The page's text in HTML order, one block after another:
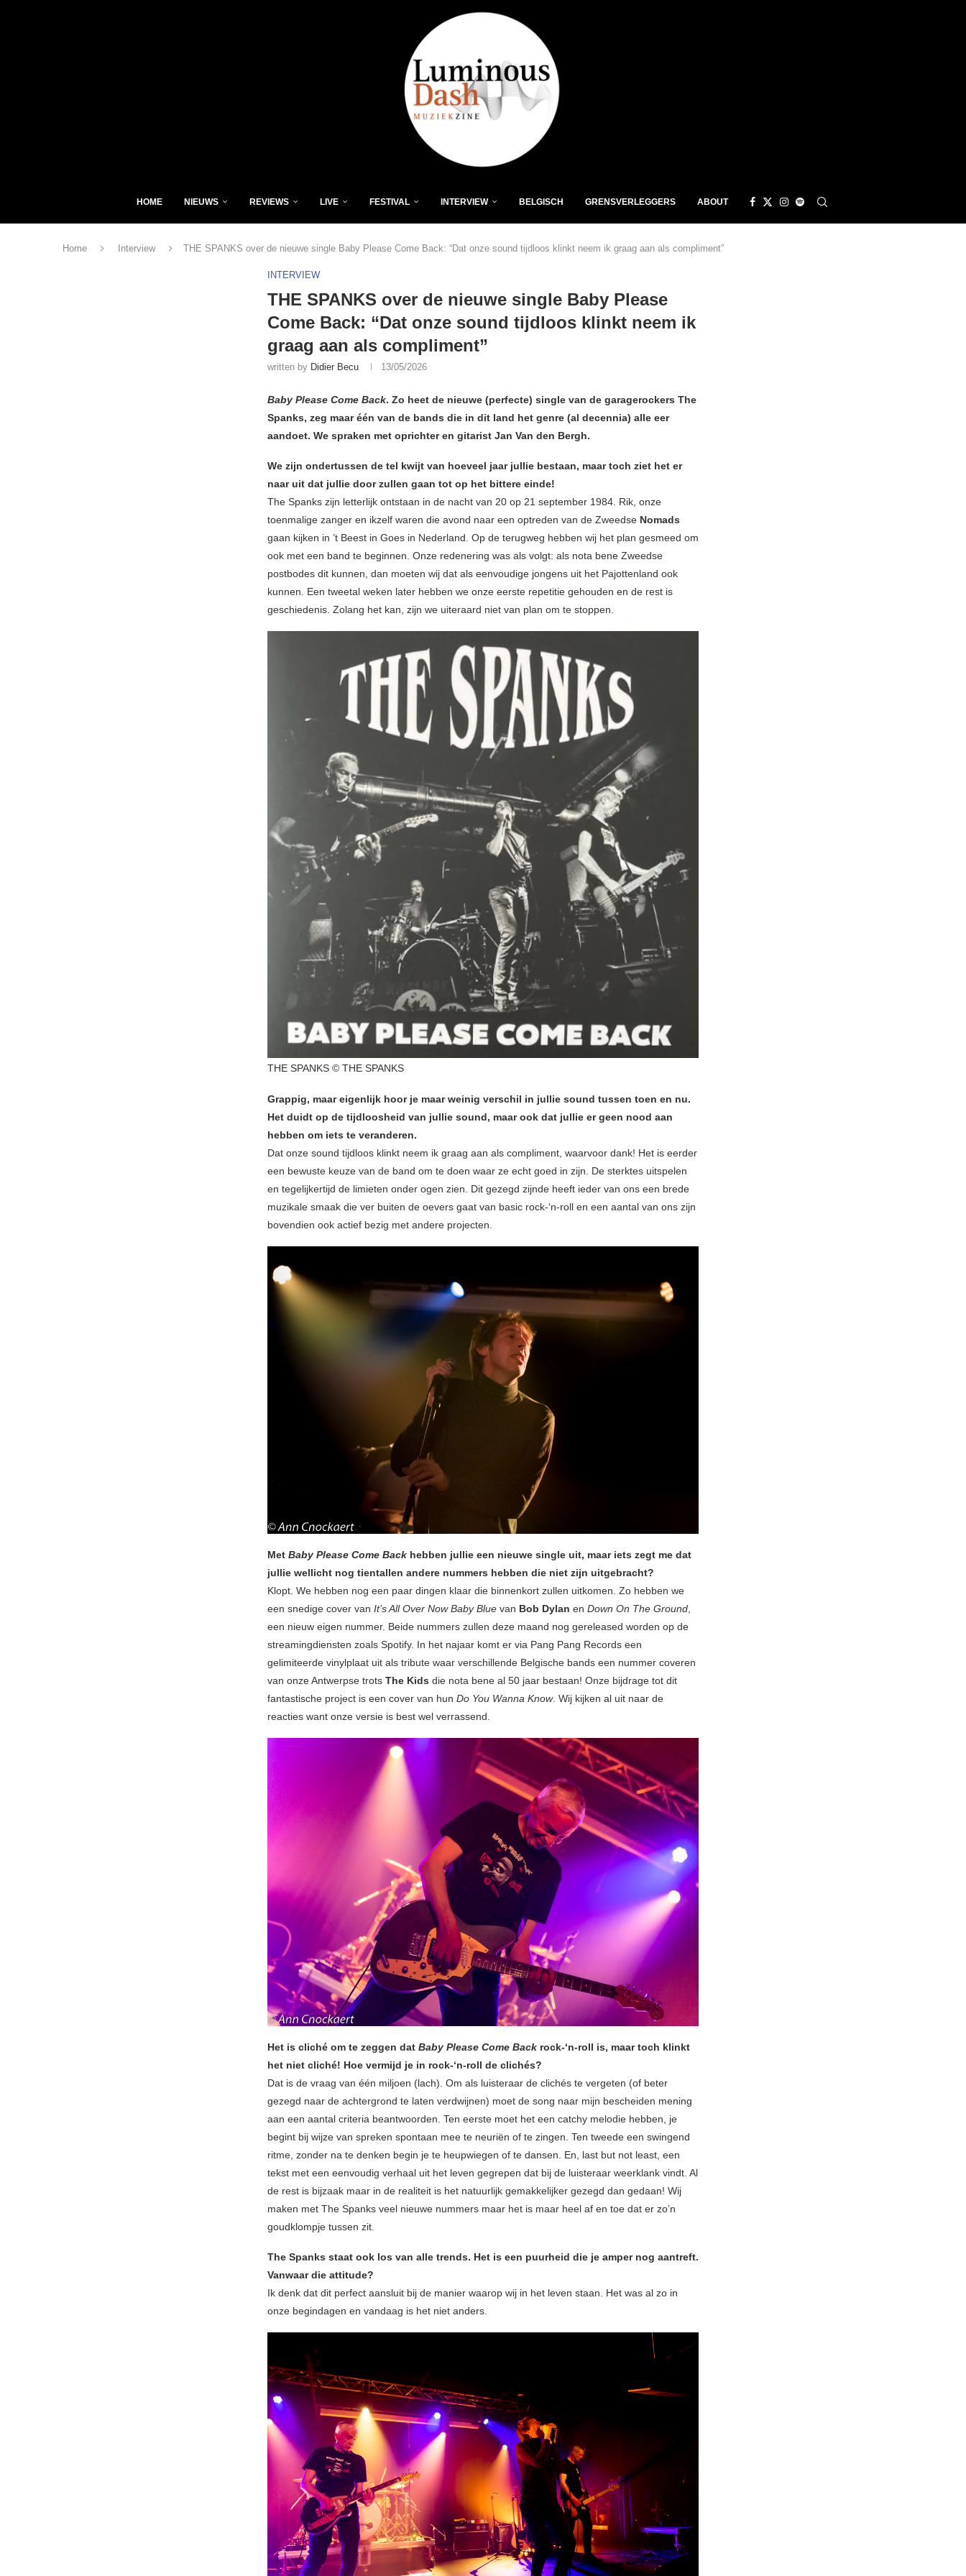
HOME NIEUWS REVIEWS LIVE FESTIVAL INTERVIEW BELGISCH GRENSVERLEGGERS ABOUT
Home Interview THE SPANKS over de nieuwe single Baby Please Come Back: “Dat onze sound tijdloos klinkt neem ik graag aan als compliment”
INTERVIEW
THE SPANKS over de nieuwe single Baby Please
Come Back: “Dat onze sound tijdloos klinkt neem ik
graag aan als compliment”
written by Didier Becu 13/05/2026
Baby Please Come Back. Zo heet de nieuwe (perfecte) single van de garagerockers The
Spanks, zeg maar één van de bands die in dit land het genre (al decennia) alle eer
aandoet. We spraken met oprichter en gitarist Jan Van den Bergh.
We zijn ondertussen de tel kwijt van hoeveel jaar jullie bestaan, maar toch ziet het er
naar uit dat jullie door zullen gaan tot op het bittere einde!
The Spanks zijn letterlijk ontstaan in de nacht van 20 op 21 september 1984. Rik, onze
toenmalige zanger en ikzelf waren die avond naar een optreden van de Zweedse Nomads
gaan kijken in ’t Beest in Goes in Nederland. Op de terugweg hebben wij het plan gesmeed om
ook met een band te beginnen. Onze redenering was als volgt: als nota bene Zweedse
postbodes dit kunnen, dan moeten wij dat als eenvoudige jongens uit het Pajottenland ook
kunnen. Een tweetal weken later hebben we onze eerste repetitie gehouden en de rest is
geschiedenis. Zolang het kan, zijn we uiteraard niet van plan om te stoppen.
THE SPANKS © THE SPANKS
Grappig, maar eigenlijk hoor je maar weinig verschil in jullie sound tussen toen en nu.
Het duidt op de tijdloosheid van jullie sound, maar ook dat jullie er geen nood aan
hebben om iets te veranderen.
Dat onze sound tijdloos klinkt neem ik graag aan als compliment, waarvoor dank! Het is eerder
een bewuste keuze van de band om te doen waar ze echt goed in zijn. De sterktes uitspelen
en tegelijkertijd de limieten onder ogen zien. Dit gezegd zijnde heeft ieder van ons een brede
muzikale smaak die ver buiten de oevers gaat van basic rock-‘n-roll en een aantal van ons zijn
bovendien ook actief bezig met andere projecten.
Met Baby Please Come Back hebben jullie een nieuwe single uit, maar iets zegt me dat
jullie wellicht nog tientallen andere nummers hebben die niet zijn uitgebracht?
Klopt. We hebben nog een paar dingen klaar die binnenkort zullen uitkomen. Zo hebben we
een snedige cover van It’s All Over Now Baby Blue van Bob Dylan en Down On The Ground,
een nieuw eigen nummer. Beide nummers zullen deze maand nog gereleased worden op de
streamingdiensten zoals Spotify. In het najaar komt er via Pang Pang Records een
gelimiteerde vinylplaat uit als tribute waar verschillende Belgische bands een nummer coveren
van onze Antwerpse trots The Kids die nota bene al 50 jaar bestaan! Onze bijdrage tot dit
fantastische project is een cover van hun Do You Wanna Know. Wij kijken al uit naar de
reacties want onze versie is best wel verrassend.
Het is cliché om te zeggen dat Baby Please Come Back rock-‘n-roll is, maar toch klinkt
het niet cliché! Hoe vermijd je in rock-‘n-roll de clichés?
Dat is de vraag van één miljoen (lach). Om als luisteraar de clichés te vergeten (of beter
gezegd naar de achtergrond te laten verdwijnen) moet de song naar mijn bescheiden mening
aan een aantal criteria beantwoorden. Ten eerste moet het een catchy melodie hebben, je
begint bij wijze van spreken spontaan mee te neuriën of te zingen. Ten tweede een swingend
ritme, zonder na te denken begin je te heupwiegen of te dansen. En, last but not least, een
tekst met een eenvoudig verhaal uit het leven gegrepen dat bij de luisteraar weerklank vindt. Al
de rest is bijzaak maar in de realiteit is het natuurlijk gemakkelijker gezegd dan gedaan! Wij
maken met The Spanks veel nieuwe nummers maar het is maar heel af en toe dat er zo’n
goudklompje tussen zit.
The Spanks staat ook los van alle trends. Het is een puurheid die je amper nog aantreft.
Vanwaar die attitude?
Ik denk dat dit perfect aansluit bij de manier waarop wij in het leven staan. Het was al zo in
onze begindagen en vandaag is het niet anders.